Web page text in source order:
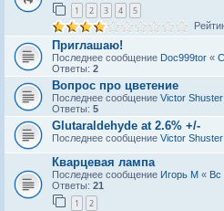
1 2 3 4 5
Приглашаю!
Последнее сообщение Doc999tor «
Ответы: 2
Вопрос про цветение
Последнее сообщение Victor Shuster
Ответы: 5
Glutaraldehyde at 2.6% +/-
Последнее сообщение Victor Shuster
Кварцевая лампа
Последнее сообщение Игорь М « Вс
Ответы: 21
1 2